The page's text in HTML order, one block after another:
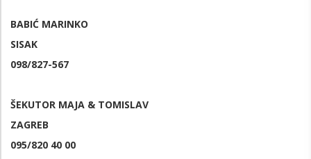
BABIĆ MARINKO
SISAK
098/827-567
ŠEKUTOR MAJA & TOMISLAV
ZAGREB
095/820 40 00